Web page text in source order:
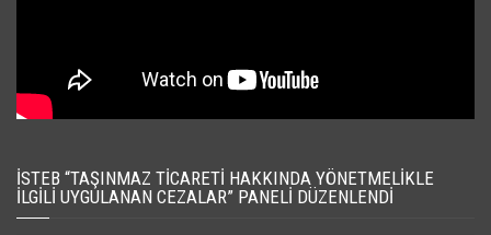
İSTEB “TAŞINMAZ TICARETI HAKKINDA YÖNETMELIKLE
İLGILI UYGULANAN CEZALAR” PANELI DÜZENLENDI